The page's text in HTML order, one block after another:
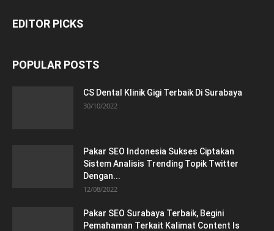
EDITOR PICKS
POPULAR POSTS
CS Dental Klinik Gigi Terbaik Di Surabaya
30/10/2022
Pakar SEO Indonesia Sukses Ciptakan
Sistem Analisis Trending Topik Twitter
Dengan...
12/08/2022
Pakar SEO Surabaya Terbaik, Begini
Pemahaman Terkait Kalimat Content Is